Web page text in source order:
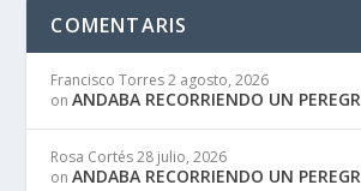
COMENTARIS
Francisco Torres 2 agosto, 2026
onANDABA RECORRIENDO UN
Rosa Cortés 28 julio, 2026
onANDABA RECORRIENDO UN